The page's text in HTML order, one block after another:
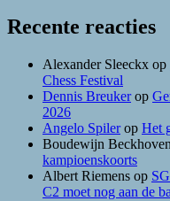
Recente reacties
Alexander Sleeckx op
Chess Festival
Dennis Breukerop
2026
Angelo Spilerop Het
Boudewijn
kampioenskoorts
Albert Riemens op
C2 moet nog aan de